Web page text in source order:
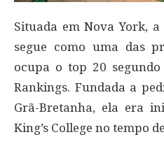
Situada em Nova York,
segue como uma das
ocupa o top 20
Rankings. Fundada a
Grã-Bretanha, ela era
King’s College no tempo